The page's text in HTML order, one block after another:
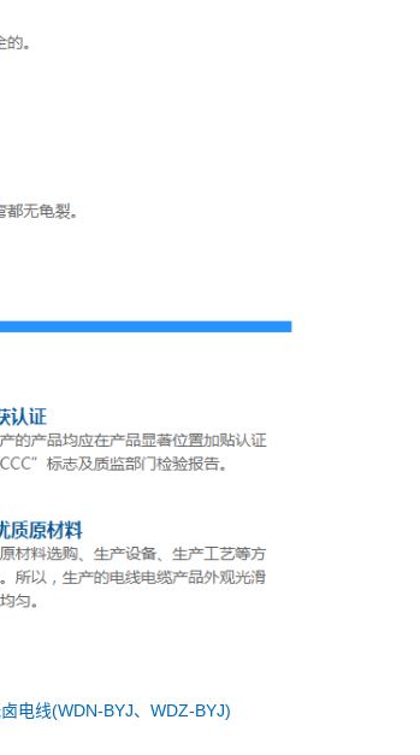
电线(WDN-BYJ、WDZ-BYJ)